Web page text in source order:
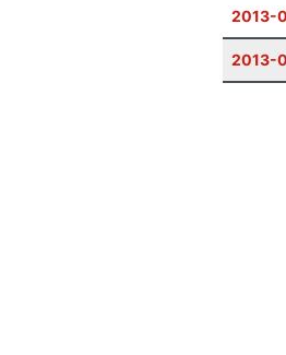
2013-
2013-